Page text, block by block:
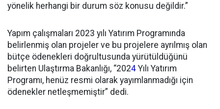
yönelik herhangi bir durum söz konusu değildir.”
Yapım çalışmaları 2023 yılı Yatırım Programında
belirlenmiş olan projeler ve bu projelere ayrılmış olan
bütçe ödenekleri doğrultusunda yürütüldüğünü
belirten Ulaştırma Bakanlığı, “2024 Yılı Yatırım
Programı, henüz resmi olarak yayımlanmadığı için
ödenekler netleşmemiştir” dedi.